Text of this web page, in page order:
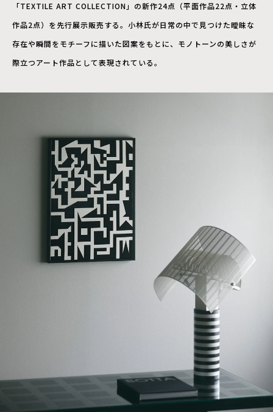
「TEXTILE ART COLLECTION」の新作24点（平面作品22点・立体
作品2点）を先行展示販売する。小林氏が日常の中で見つけた曖昧な
存在や瞬間をモチーフに描いた図案をもとに、モノトーンの美しさが
際立つアート作品として表現されている。